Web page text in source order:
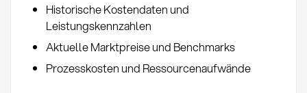
Historische Kostendaten und
Leistungskennzahlen
Aktuelle Marktpreise und Benchmarks
Prozesskosten und Ressourcenaufwände